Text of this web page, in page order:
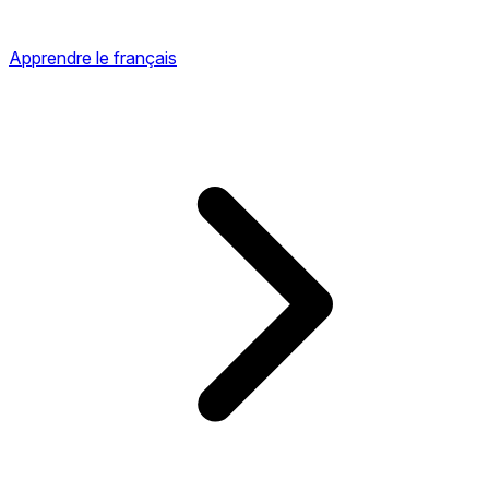
Apprendre le français